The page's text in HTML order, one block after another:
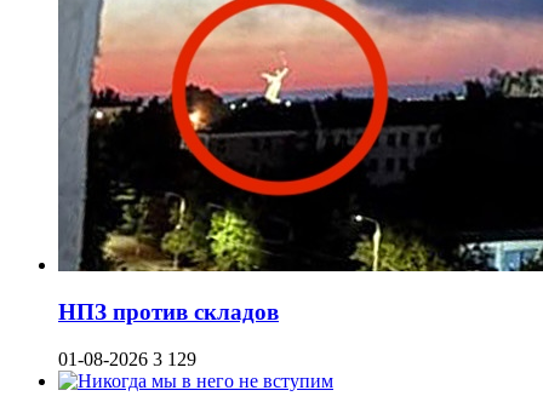
НПЗ против складов
01-08-2026 3 129